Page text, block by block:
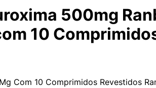
500mg
10
Com 10 Comprimidos Revestidos